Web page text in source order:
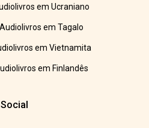
em Ucraniano
em Tagalo
em Vietnamita
em Finlandês
Social